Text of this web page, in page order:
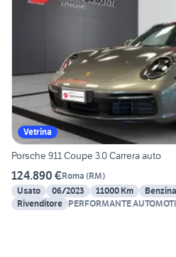
Vetrina
Porsche 911 Coupe 3.0 Carrera auto
124.890 €Roma (RM)
Usato
06/2023 11000 Km Benzina
Rivenditore PERFORMANTE